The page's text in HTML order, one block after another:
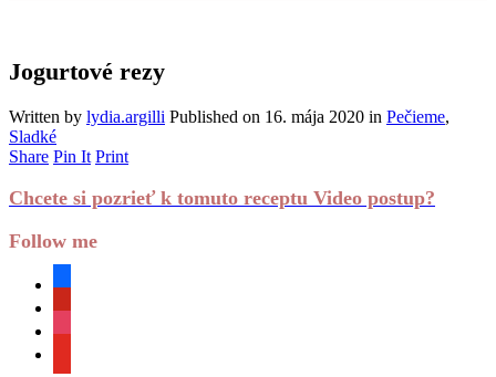
Jogurtové rezy
Written by lydia.argilli Published on 16. mája 2020 in Pečieme,
Sladké
Share Pin It Print
Chcete si pozrieť k tomuto receptu Video postup?
Follow me